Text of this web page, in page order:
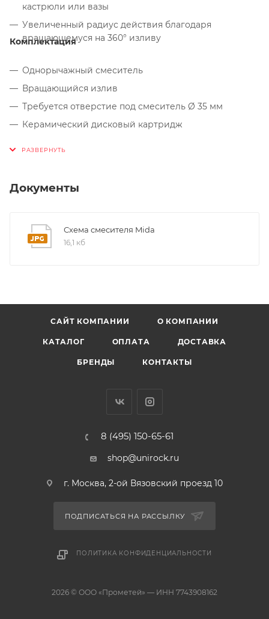
кастрюли или вазы
Увеличенный радиус действия благодаря
вращающемуся на 360° изливу
Комплектация
Однорычажный смеситель
Вращающийся излив
Требуется отверстие под смеситель Ø 35 мм
Керамический дисковый картридж
мм с гайкой 1/2“
Документы
Схема смесителя Mida
16,1 кб
САЙТ КОМПАНИИ О КОМПАНИИ
КАТАЛОГ ОПЛАТА ДОСТАВКА
БРЕНДЫ КОНТАКТЫ
8 (495) 150-65-61
shop@unirock.ru
г. Москва, 2-ой Вязовский проезд 10
ПОДПИСАТЬСЯ НА РАССЫЛКУ
ПОЛИТИКА КОНФИДЕНЦИАЛЬНОСТИ
2026 © ООО «Прометей» — ИНН 7743908162